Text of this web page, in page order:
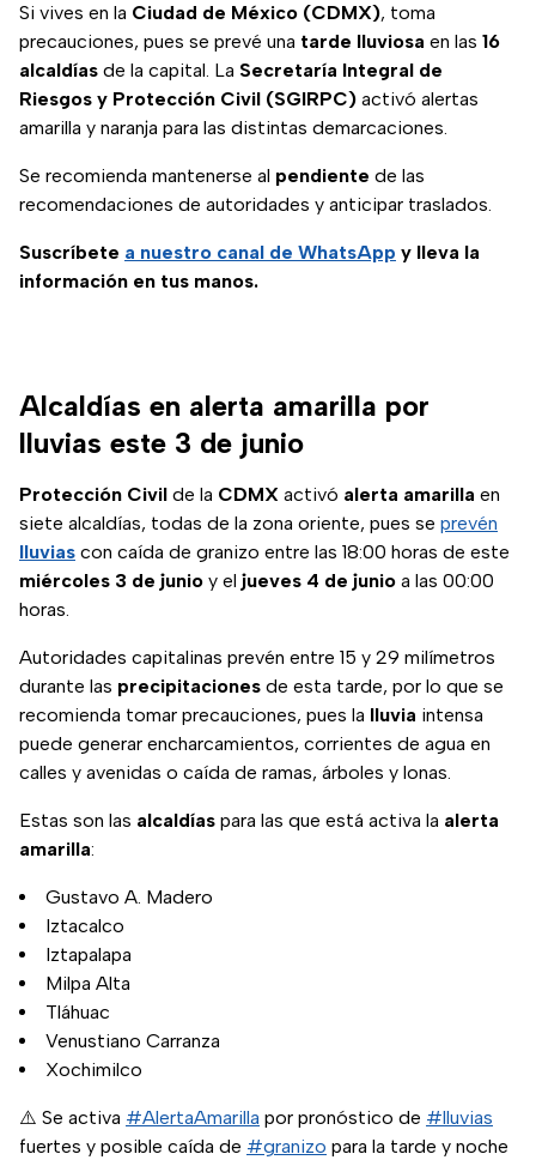
Si vives en la Ciudad de México (CDMX), toma
precauciones, pues se prevé una tarde lluviosa en las 16
alcaldías de la capital. La Secretaría Integral de
Riesgos y Protección Civil (SGIRPC) activó alertas
amarilla y naranja para las distintas demarcaciones.
Se recomienda mantenerse al pendiente de las
recomendaciones de autoridades y anticipar traslados.
Suscríbete a nuestro canal de WhatsApp y lleva la
información en tus manos.
Alcaldías en alerta amarilla por
lluvias este 3 de junio
Protección Civil de la CDMX activó alerta amarilla en
siete alcaldías, todas de la zona oriente, pues se prevén
lluvias con caída de granizo entre las 18:00 horas de este
miércoles 3 de junio y el jueves 4 de junio a las 00:00
horas.
Autoridades capitalinas prevén entre 15 y 29 milímetros
durante las precipitaciones de esta tarde, por lo que se
recomienda tomar precauciones, pues la lluvia intensa
puede generar encharcamientos, corrientes de agua en
calles y avenidas o caída de ramas, árboles y lonas.
Estas son las alcaldías para las que está activa la alerta
amarilla:
Gustavo A. Madero
Iztacalco
Iztapalapa
Milpa Alta
Tláhuac
Venustiano Carranza
Xochimilco
⚠️ Se activa #AlertaAmarilla por pronóstico de #lluvias
fuertes y posible caída de #granizo para la tarde y noche